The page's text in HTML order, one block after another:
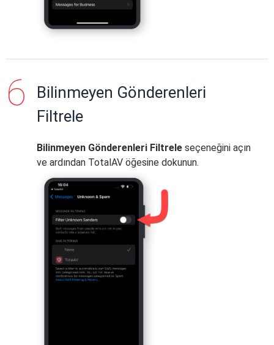
Bilinmeyen Gönderenleri
Filtrele
Bilinmeyen Gönderenleri Filtrele seçeneğini açın
ve ardından TotalAV öğesine dokunun.